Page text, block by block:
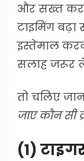
और सख्त कर
टाइमिंग
इस्तेमाल
सलाह जरूर
तो चलिए
जाए कौन सी
(1)